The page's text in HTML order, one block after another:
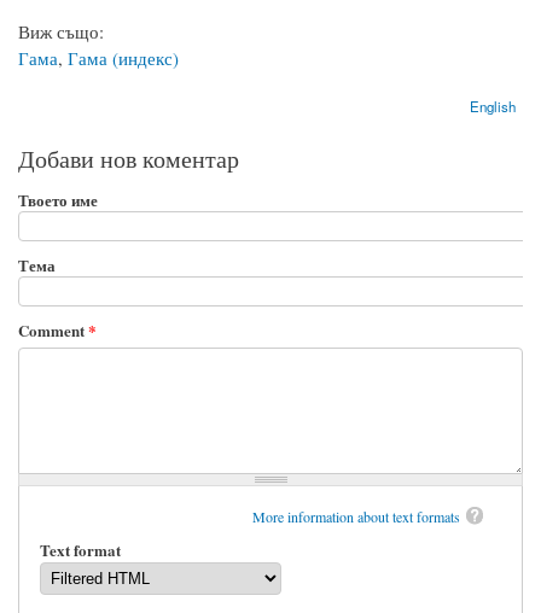
Виж също:
Гама, Гама (индекс)
English
Добави нов коментар
Твоето име
Тема
Comment*
More information about text formats
Text format